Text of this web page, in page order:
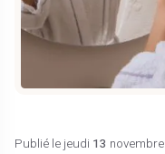
Publié le jeudi 13 novembre